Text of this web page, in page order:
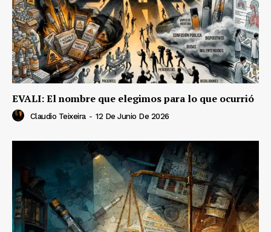
EVALI: El nombre que elegimos para lo que ocurrió
Claudio Teixeira - 12 De Junio De 2026